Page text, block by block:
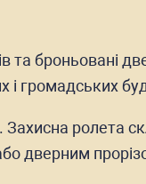
броньовані
і громадських
ролета
дверним